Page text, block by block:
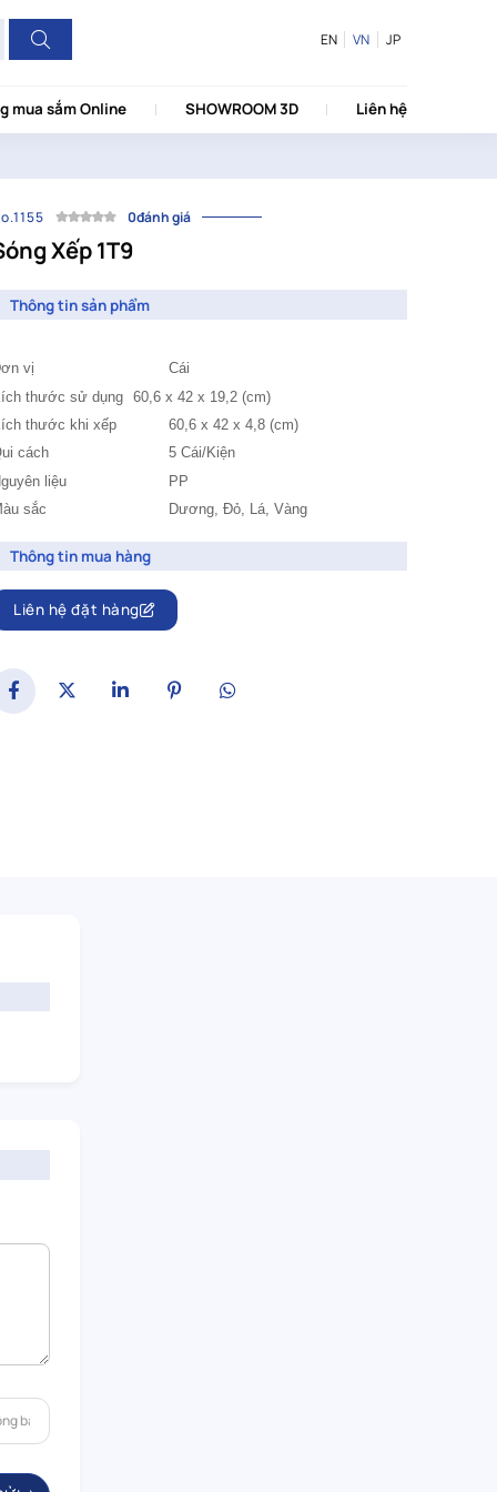
EN VN JP
mua sắm Online SHOWROOM 3D Liên hệ
0đánh giá
Xếp 1T9
Thông tin sản phẩm
vị
Cái
thước sử dụng
60,6 x 42 x 19,2 (cm)
thước khi xếp
60,6 x 42 x 4,8 (cm)
cách
5 Cái/Kiện
liệu
PP
sắc
Dương, Đỏ, Lá, Vàng
Thông tin mua hàng
Liên hệ đặt hàng